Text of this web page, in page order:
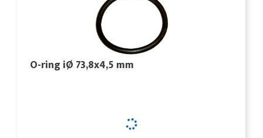
O-ring iØ 73,8x4,5 mm